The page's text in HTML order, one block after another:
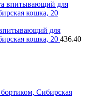
впитывающий для
кошка, 20 436.40